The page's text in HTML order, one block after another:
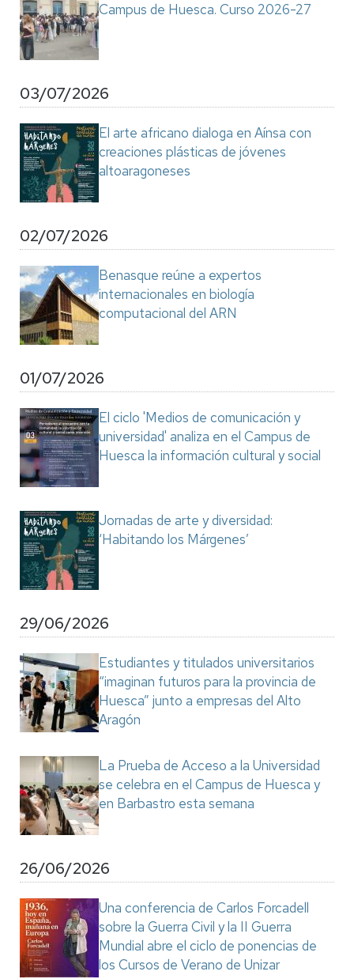
Campus de Huesca. Curso 2026-27
03/07/2026
El arte africano dialoga en Aínsa con
creaciones plásticas de jóvenes
altoaragoneses
02/07/2026
Benasque reúne a expertos
internacionales en biología
computacional del ARN
01/07/2026
El ciclo 'Medios de comunicación y
universidad' analiza en el Campus de
Huesca la información cultural y social
Jornadas de arte y diversidad:
‘Habitando los Márgenes’
29/06/2026
Estudiantes y titulados universitarios
“imaginan futuros para la provincia de
Huesca” junto a empresas del Alto
Aragón
La Prueba de Acceso a la Universidad
se celebra en el Campus de Huesca y
en Barbastro esta semana
26/06/2026
Una conferencia de Carlos Forcadell
sobre la Guerra Civil y la II Guerra
Mundial abre el ciclo de ponencias de
los Cursos de Verano de Unizar